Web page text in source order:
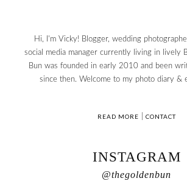
Hi, I'm Vicky! Blogger, wedding
social media manager currently living in lively
Bun was founded in early 2010 and been
since then. Welcome to my photo diary &
READ MORE CONTACT
INSTAGRAM
@thegoldenbun